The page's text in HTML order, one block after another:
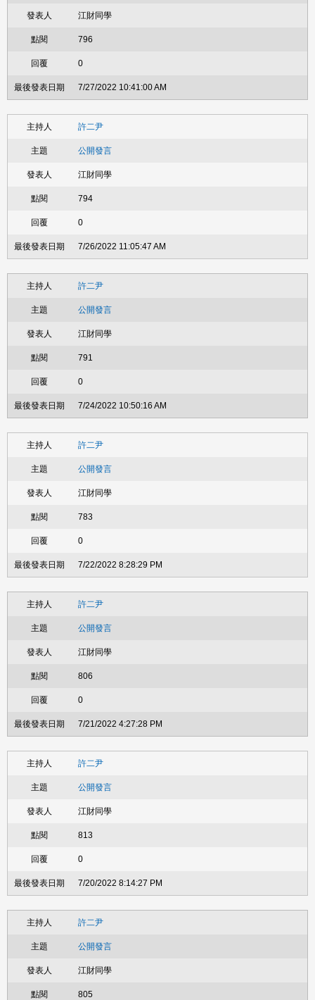
江財同學
796
0
7/27/2022 10:41:00 AM
許二尹
公開發言
江財同學
794
0
7/26/2022 11:05:47 AM
許二尹
公開發言
江財同學
791
0
7/24/2022 10:50:16 AM
許二尹
公開發言
江財同學
783
0
7/22/2022 8:28:29 PM
許二尹
公開發言
江財同學
806
0
7/21/2022 4:27:28 PM
許二尹
公開發言
江財同學
813
0
7/20/2022 8:14:27 PM
許二尹
公開發言
江財同學
805